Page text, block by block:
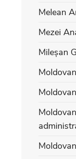
Melean
Mezei
Mileșan